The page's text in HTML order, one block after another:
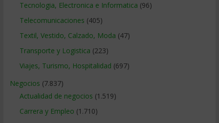
Tecnologia, Electronica e Informatica (96)
Telecomunicaciones (405)
Textil, Vestido, Calzado, Moda (47)
Transporte y Logistica (223)
Viajes, Turismo, Hospitalidad (697)
Negocios (7.837)
Actualidad de negocios (1.519)
Carrera y Empleo (1.710)